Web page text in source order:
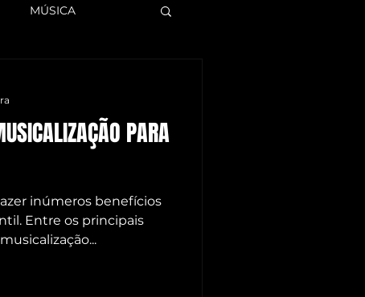
MÚSICA
CG
PARA
inúmeros benefícios
Entre os principais